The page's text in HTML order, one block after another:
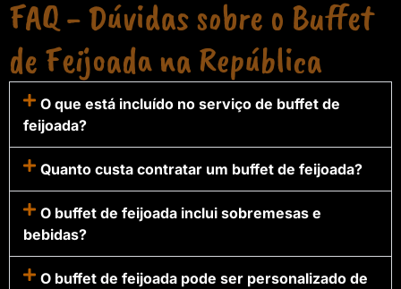
FAQ - Dúvidas sobre o Buffet
de Feijoada na República
O que está incluído no serviço de buffet de
feijoada?
Quanto custa contratar um buffet de feijoada?
O buffet de feijoada inclui sobremesas e
bebidas?
O buffet de feijoada pode ser personalizado de